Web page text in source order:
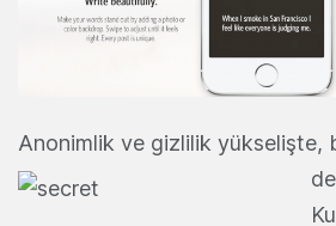
Anonimlik ve gizlilik yükselişte,